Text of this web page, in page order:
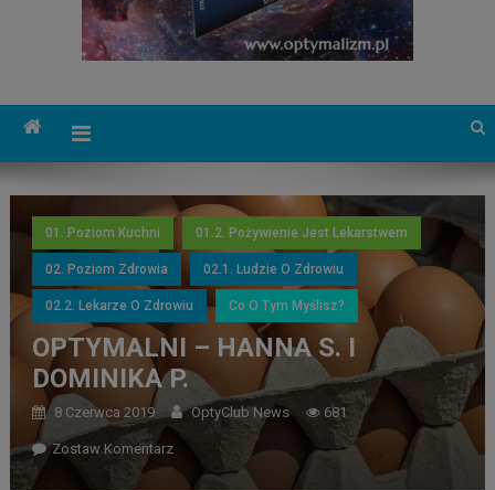
01. Poziom Kuchni 01.2. Pożywienie Jest Lekarstwem
02. Poziom Zdrowia 02.1. Ludzie O Zdrowiu
02.2. Lekarze O Zdrowiu Co O Tym Myślisz?
OPTYMALNI – HANNA S. I
DOMINIKA P.
8 Czerwca 2019 OptyClub News 681
Zostaw Komentarz